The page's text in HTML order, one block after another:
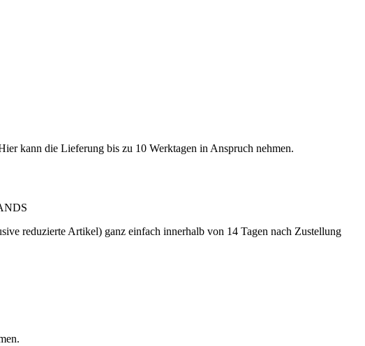
kann die Lieferung bis zu 10 Werktagen in Anspruch nehmen.
reduzierte Artikel) ganz einfach innerhalb von 14 Tagen nach Zustellung